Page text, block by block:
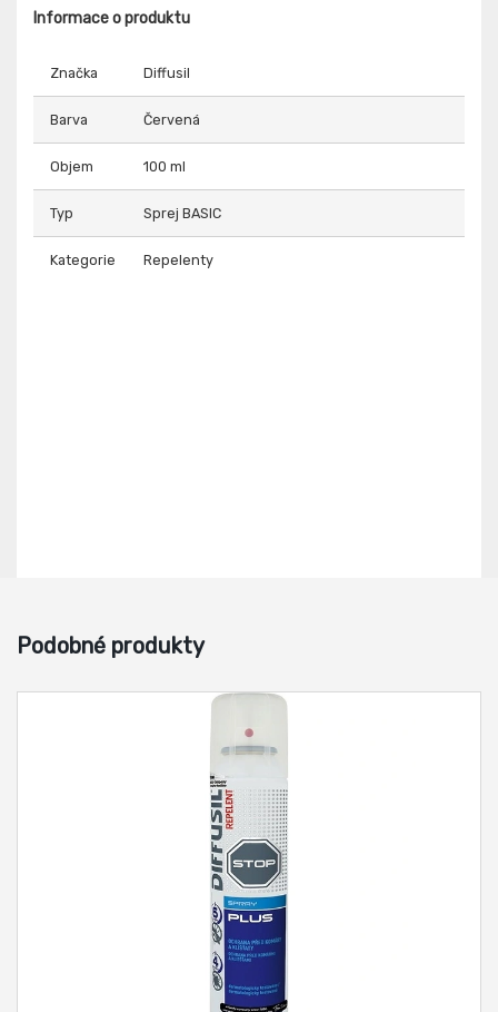
Informace o produktu
Značka Diffusil
Barva Červená
Objem 100 ml
Typ Sprej BASIC
Kategorie Repelenty
Podobné produkty